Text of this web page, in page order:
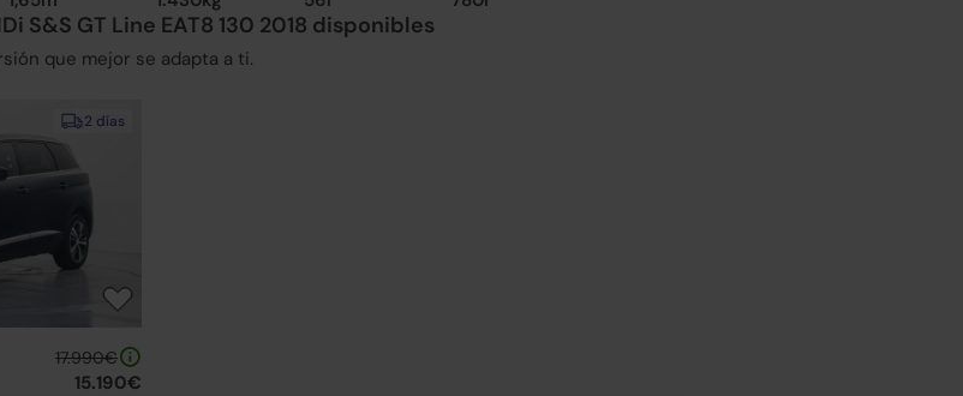
S&S GT Line EAT8 130 2018 disponibles
que mejor se adapta a ti.
2 días
17.990€
15.190€